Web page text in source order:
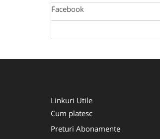
Facebook
Linkuri Utile
Cum platesc
Preturi Abonamente